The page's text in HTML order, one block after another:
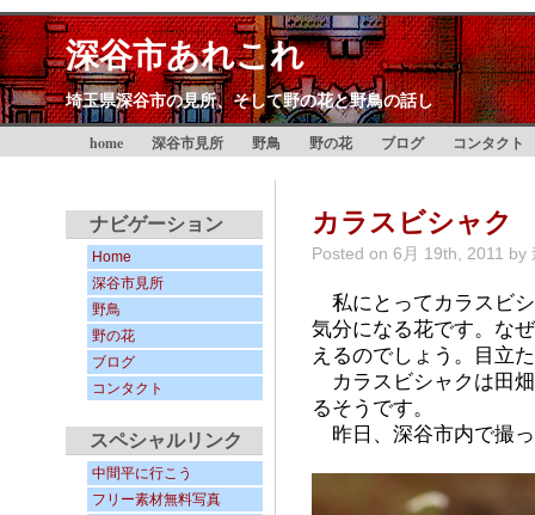
深谷市あれこれ
埼玉県深谷市の見所、そして野の花と野鳥の話し
home 深谷市見所 野鳥 野の花 ブログ コンタクト
ナビゲーション
Home
深谷市見所
野鳥
野の花
ブログ
コンタクト
スペシャルリンク
中間平に行こう
フリー素材無料写真
カラスビシャク
Posted on 6月 19th, 2011 by
私にとってカラスビ
気分になる花です。な
えるのでしょう。目立
カラスビシャクは田
るそうです。
昨日、深谷市内で撮